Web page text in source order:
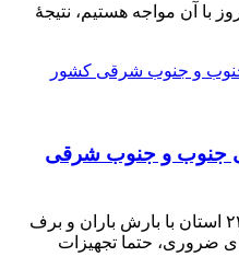
با آن مواجه هستیم، نتیجۀ
جنوب و جنوب شرقی
رییس پلیس راه کشور اعلام کرد: ۲۴ استان با بارش باران و برف
ضروری، حتما تجهیزات